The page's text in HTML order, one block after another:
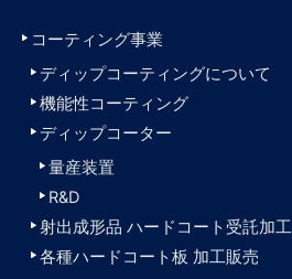
コーティング事業
ディップコーティングについて
機能性コーティング
ディップコーター
量産装置
R&D
射出成形品 ハードコート受託加工
各種ハードコート板 加工販売